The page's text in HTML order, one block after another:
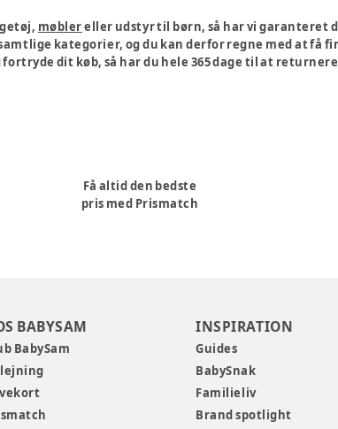
møblereller udstyr til børn, så har vi garanteret
kategorier, og du kan derfor regne med at få
dit køb, så har du hele 365 dage til at
Få altid den bedste
pris med Prismatch
BABYSAM
BabySam
INSPIRATION
Guides
BabySnak
Familieliv
Brand spotlight